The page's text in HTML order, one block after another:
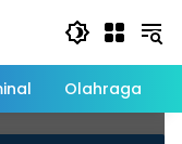
Olahraga